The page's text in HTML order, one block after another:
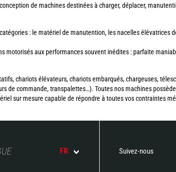
de machines destinées à charger, déplacer,
: le matériel de manutention, les nacelles élévatrices
motorisés aux performances souvent inédites : parfaite
chariots élévateurs, chariots embarqués, chargeuses,
de commande, transpalettes…). Toutes nos machines
sur mesure capable de répondre à toutes vos contraintes
FR Suivez-nous